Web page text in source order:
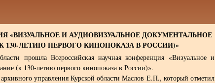
И АУДИОВИЗУАЛЬНОЕ ДОКУМЕНТАЛЬНОЕ
ЛЕТИЮ ПЕРВОГО КИНОПОКАЗА В РОССИИ)»
прошла Всероссийская научная конференция «Визуальное и
(к 130-летию первого кинопоказа в России)».
управления Курской области Маслов Е.П., который отметил